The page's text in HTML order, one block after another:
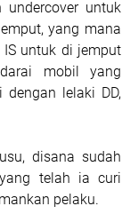
untuk
yang mana
IS untuk di jemput
mobil yang
lelaki DD,
disana sudah
telah ia curi
pelaku.